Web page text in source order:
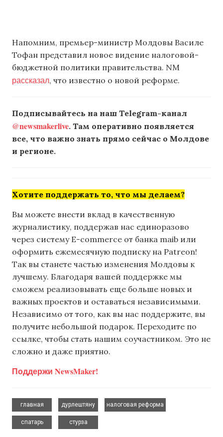
Напомним, премьер-министр Молдовы Василе
Тофан представил новое видение налоговой-
бюджетной политики правительства. NM
рассказал, что известно о новой реформе.
Подписывайтесь на наш Telegram-канал
@newsmakerlive. Там оперативно появляется
все, что важно знать прямо сейчас о Молдове
и регионе.
Хотите поддержать то, что мы делаем?
Вы можете внести вклад в качественную
журналистику, поддержав нас единоразово
через систему E-commerce от банка maib или
оформить ежемесячную подписку на Patreon!
Так вы станете частью изменения Молдовы к
лучшему. Благодаря вашей поддержке мы
сможем реализовывать еще больше новых и
важных проектов и оставаться независимыми.
Независимо от того, как вы нас поддержите, вы
получите небольшой подарок. Переходите по
ссылке, чтобы стать нашим соучастником. Это не
сложно и даже приятно.
Поддержи NewsMaker!
главная
дурлештяну
налоговая реформа
спатарь
стурза